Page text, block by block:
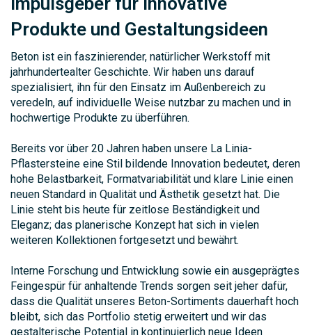
Produkte und Gestaltungsideen
Beton ist ein faszinierender, natürlicher Werkstoff mit
jahrhundertealter Geschichte. Wir haben uns darauf
spezialisiert, ihn für den Einsatz im Außenbereich zu
veredeln, auf individuelle Weise nutzbar zu machen und in
hochwertige Produkte zu überführen.
Bereits vor über 20 Jahren haben unsere La Linia-
Pflastersteine eine Stil bildende Innovation bedeutet, deren
hohe Belastbarkeit, Formatvariabilität und klare Linie einen
neuen Standard in Qualität und Ästhetik gesetzt hat. Die
Linie steht bis heute für zeitlose Beständigkeit und
Eleganz; das planerische Konzept hat sich in vielen
weiteren Kollektionen fortgesetzt und bewährt.
Interne Forschung und Entwicklung sowie ein ausgeprägtes
Feingespür für anhaltende Trends sorgen seit jeher dafür,
dass die Qualität unseres Beton-Sortiments dauerhaft hoch
bleibt, sich das Portfolio stetig erweitert und wir das
gestalterische Potential in kontinuierlich neue Ideen